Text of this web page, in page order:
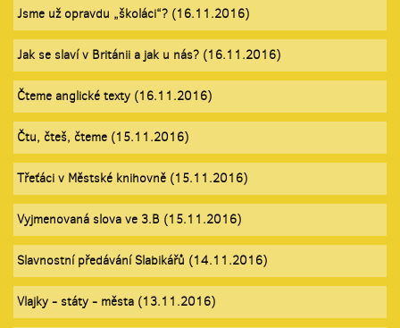
Jsme už opravdu „školáci“? (16.11.2016)
Jak se slaví v Británii a jak u nás? (16.11.2016)
Čteme anglické texty (16.11.2016)
Čtu, čteš, čteme (15.11.2016)
Třeťáci v Městské knihovně (15.11.2016)
Vyjmenovaná slova ve 3.B (15.11.2016)
Slavnostní předávání Slabikářů (14.11.2016)
Vlajky - státy - města (13.11.2016)